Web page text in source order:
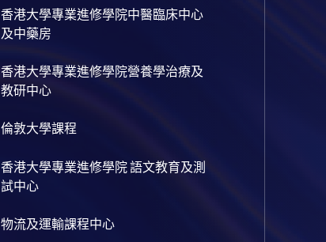
香港大學專業進修學院中醫臨床中心
及中藥房
香港大學專業進修學院營養學治療及
教研中心
倫敦大學課程
香港大學專業進修學院 語文教育及測
試中心
物流及運輸課程中心